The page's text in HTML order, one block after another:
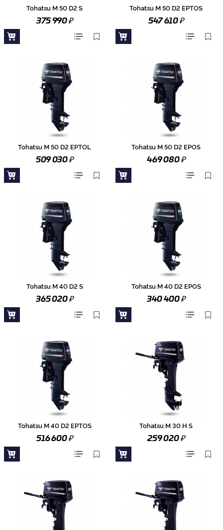
Tohatsu M 50 D2 S
375 990₽
Tohatsu M 50 D2 EPTOS
547 610₽
Tohatsu M 50 D2 EPTOL
509 030₽
Tohatsu M 50 D2 EPOS
469 080₽
Tohatsu M 40 D2 S
365 020₽
Tohatsu M 40 D2 EPOS
340 400₽
Tohatsu M 40 D2 EPTOS
516 600₽
Tohatsu M 30 H S
259 020₽